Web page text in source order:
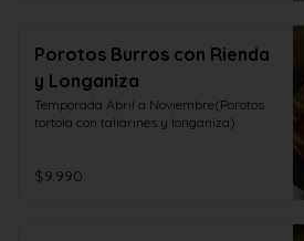
Porotos Burros con Rienda
y Longaniza
Temporada Abril a Noviembre(Porotos
tortola con tallarines y longaniza)
$9.990